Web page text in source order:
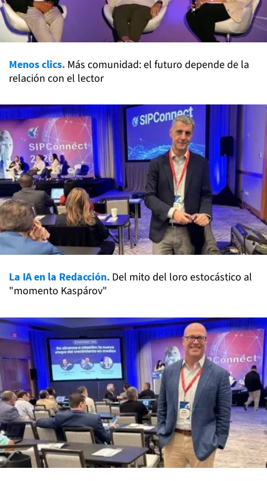
Menos clics. Más comunidad: el futuro depende de la
relación con el lector
La IA en la Redacción. Del mito del loro estocástico al
"momento Kaspárov"